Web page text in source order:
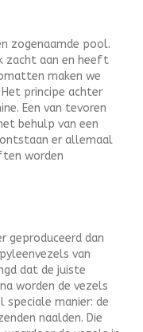
zogenaamde pool.
zacht aan en heeft
maken we
principe achter
Een van tevoren
behulp van een
er allemaal
worden
geproduceerd dan
van
dat de juiste
worden de vezels
speciale manier: de
naalden. Die